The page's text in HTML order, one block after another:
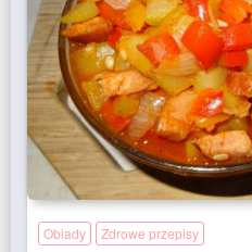
Obiady Zdrowe przepisy